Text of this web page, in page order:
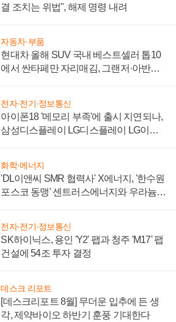
결 조치는 위법", 해제 명령 내려
자동차·부품
현대차 올해 SUV 국내 베스트셀러 톱10
에서 싼타페만 자리매김, 그랜저·아반떼
전자·전기·정보통신
아이폰18 '메모리 부족'에 출시 지연되나,
삼성디스플레이 LG디스플레이 LG이노
화학·에너지
'DL이앤씨 SMR 협력사' X에너지, '한수원
포스코 동맹' 센트러스에너지와 우라늄
전자·전기·정보통신
SK하이닉스, 용인 'Y2' 팹과 청주 'M17' 팹
건설에 54조 투자 결정
데스크 리포트
[데스크리포트 8월] 무더운 입추에 든 생
각, 제약바이오 하반기 훈풍 기대한다